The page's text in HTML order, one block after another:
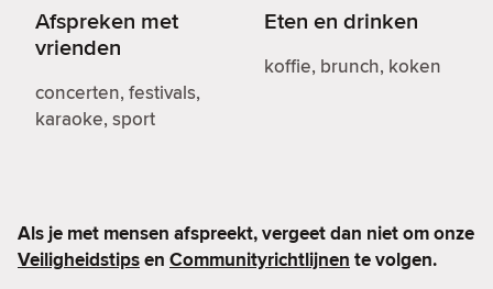
Afspreken met
vrienden
concerten, festivals,
karaoke, sport
Eten en drinken
koffie, brunch, koken
Als je met mensen afspreekt, vergeet dan niet om onze
Veiligheidstipsen Communityrichtlijnen te volgen.